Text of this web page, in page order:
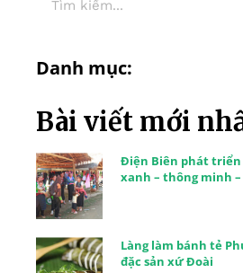
Danh mục:
Bài viết mới
Điện Biên phát
xanh – thông minh
Làng làm bánh tẻ
đặc sản xứ Đoài